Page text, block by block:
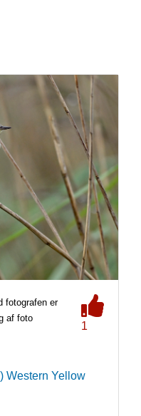
fotografen er
af foto
1
) Western Yellow